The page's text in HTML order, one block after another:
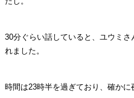
30分ぐらい話していると、ユウミさ
れました。
時間は23時半を過ぎており、確かに